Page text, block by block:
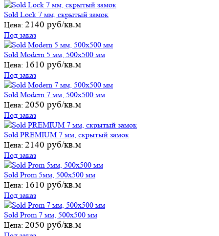
Sold Lock 7 мм, скрытый замок
Цена: 2140 руб/кв.м
Под заказ
Sold Modern 5 мм, 500х500 мм
Цена: 1610 руб/кв.м
Под заказ
Sold Modern 7 мм, 500х500 мм
Цена: 2050 руб/кв.м
Под заказ
Sold PREMIUM 7 мм, скрытый замок
Цена: 2140 руб/кв.м
Под заказ
Sold Prom 5мм, 500х500 мм
Цена: 1610 руб/кв.м
Под заказ
Sold Prom 7 мм, 500х500 мм
Цена: 2050 руб/кв.м